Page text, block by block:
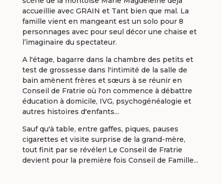
accueillie avec GRAIN et Tant bien que mal. La
famille vient en mangeant est un solo pour 8
personnages avec pour seul décor une chaise et
l’imaginaire du spectateur.
A l'étage, bagarre dans la chambre des petits et
test de grossesse dans l'intimité de la salle de
bain amènent frères et sœurs à se réunir en
Conseil de Fratrie où l'on commence à débattre
éducation à domicile, IVG, psychogénéalogie et
autres histoires d'enfants...
Sauf qu'à table, entre gaffes, piques, pauses
cigarettes et visite surprise de la grand-mère,
tout finit par se révéler! Le Conseil de Fratrie
devient pour la première fois Conseil de Famille...